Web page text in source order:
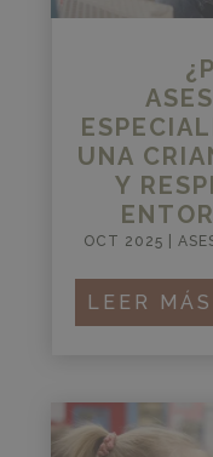
UNA
Y
OCT 2025
LEER MÁS